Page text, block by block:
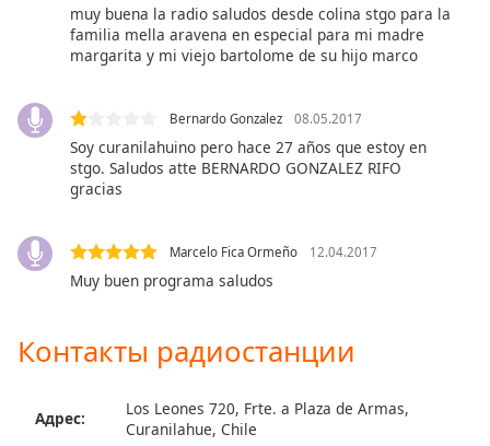
descriptions
,
selected
Subtitles
subtitles
settings,
opens
settings
dialog
subtitles
muy buena la radio saludos desde colina stgo para la
familia mella aravena en especial para mi madre
margarita y mi viejo bartolome de su hijo marco
Bernardo Gonzalez 08.05.2017
Soy curanilahuino pero hace 27 años que estoy en
stgo. Saludos atte BERNARDO GONZALEZ RIFO
gracias
Marcelo Fica Ormeño 12.04.2017
Muy buen programa saludos
Контакты радиостанции
Адрес:
Los Leones 720, Frte. a Plaza de Armas,
Curanilahue, Chile